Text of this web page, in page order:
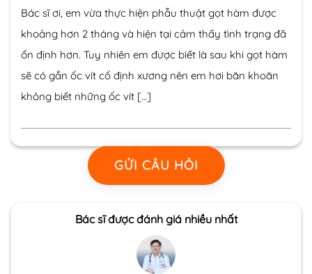
Bác sĩ ơi, em vừa thực hiện phẫu thuật gọt hàm được
khoảng hơn 2 tháng và hiện tại cảm thấy tình trạng đã
ổn định hơn. Tuy nhiên em được biết là sau khi gọt hàm
sẽ có gắn ốc vít cố định xương nên em hơi băn khoăn
không biết những ốc vít […]
GỬI CÂU HỎI
Bác sĩ được đánh giá nhiều nhất